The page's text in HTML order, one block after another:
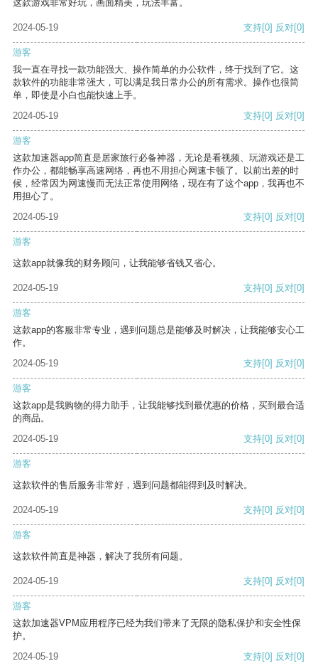
这款游戏非常好玩，画面精美，玩法丰富。
2024-05-19 支持[0] 反对[0]
游客
我一直在寻找一款功能强大、操作简单的办公软件，终于找到了它。这
款软件的功能非常强大，可以满足我日常办公的所有需求。操作也很简
单，即使是小白也能快速上手。
2024-05-19
支持[0] 反对[0]
游客
这款加速器app简直是居家旅行必备神器，无论是看视频、玩游戏还是工
作办公，都能畅享高速网络，再也不用担心网速卡顿了。以前出差的时
候，经常因为网速慢而无法正常使用网络，现在有了这个app，我再也不
用担心了。
2024-05-19
支持[0] 反对[0]
游客
这款app就像我的财务顾问，让我能够省钱又省心。
2024-05-19 支持[0] 反对[0]
游客
这款app的客服非常专业，遇到问题总是能够及时解决，让我能够安心工
作。
2024-05-19
支持[0] 反对[0]
游客
这款app是我购物的得力助手，让我能够找到最优惠的价格，买到最合适
的商品。
2024-05-19
支持[0] 反对[0]
游客
这款软件的售后服务非常好，遇到问题都能得到及时解决。
2024-05-19 支持[0] 反对[0]
游客
这款软件简直是神器，解决了我所有问题。
2024-05-19 支持[0] 反对[0]
游客
这款加速器VPM应用程序已经为我们带来了无限的隐私保护和安全性保
护。
2024-05-19
支持[0] 反对[0]